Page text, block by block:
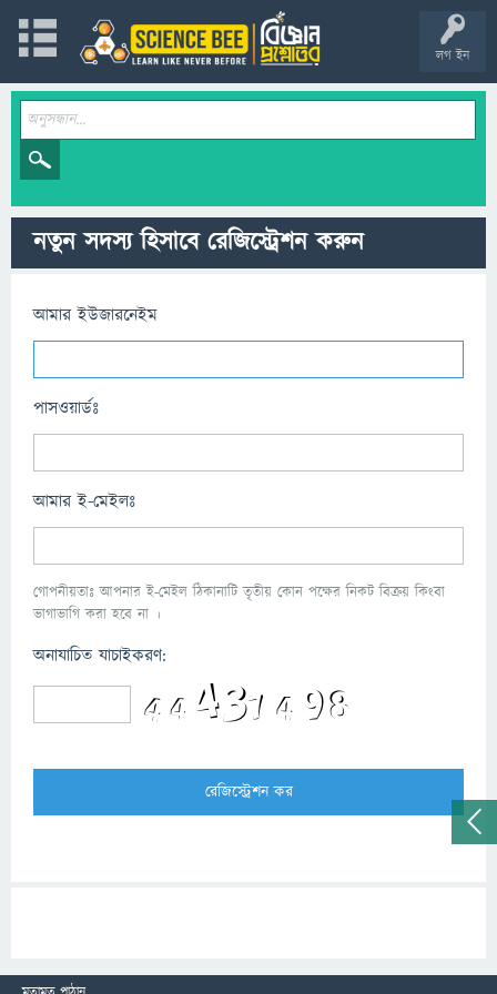
লগ ইন
নতুন সদস্য হিসাবে রেজিস্ট্রেশন করুন
আমার ইউজারনেইম
পাসওয়ার্ডঃ
আমার ই-মেইলঃ
গোপনীয়তাঃ আপনার ই-মেইল ঠিকানাটি তৃতীয় কোন পক্ষের নিকট বিক্রয় কিংবা
ভাগাভাগি করা হবে না ।
অনাযাচিত যাচাইকরণ: